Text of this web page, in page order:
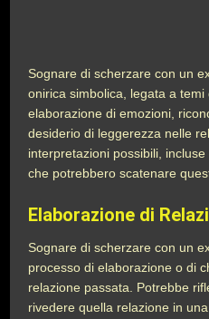
Sognare di scherzare con un
onirica simbolica, legata a temi
elaborazione di emozioni,
desiderio di leggerezza nelle
interpretazioni possibili,
che potrebbero scatenare
Elaborazione di
Sognare di scherzare con un
processo di elaborazione o di
relazione passata. Potrebbe
rivedere quella relazione in